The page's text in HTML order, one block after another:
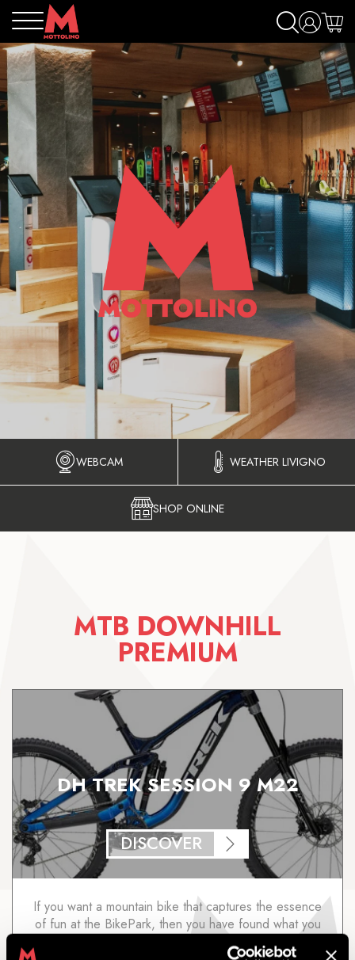
WEBCAM WEATHER LIVIGNO
SHOP ONLINE
MTB DOWNHILL
PREMIUM
DH TREK SESSION 9 M22
DISCOVER
If you want a mountain bike that captures the essence
of fun at the BikePark, then you have found what you
are looking for. Available in the sizes: S-M-L.